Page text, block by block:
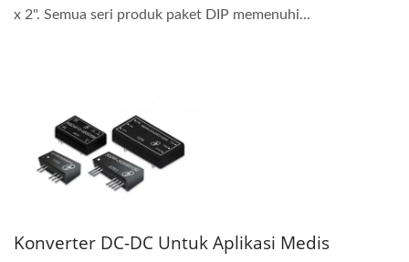
x 2". Semua seri produk paket DIP memenuhi...
Konverter DC-DC Untuk Aplikasi Medis